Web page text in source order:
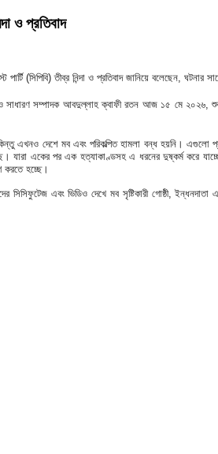
ও প্রতিবাদ
(সিপিবি) তীব্র নিন্দা ও প্রতিবাদ জানিয়ে বলেছেন,
ও সাধারণ সম্পাদক আবদুল্লাহ ক্বাফী রতন আজ ১৫ মে ২০২৬,
কিন্তু এখনও দেশে মব এবং পরিকল্পিত হামলা বন্ধ হয়নি।
ঘটছে। যারা একের পর এক হত্যাকাণ্ডসহ এ ধরনের দুষ্কর্ম
হচ্ছে।
সিসিফুটেজ এবং ভিডিও দেখে মব সৃষ্টিকারী গোষ্ঠী,